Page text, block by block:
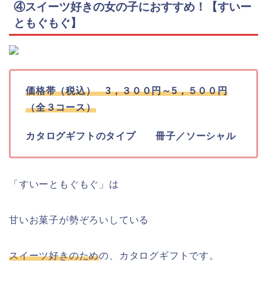
④スイーツ好きの女の子におすすめ！【すいー
ともぐもぐ】
価格帯（税込） 3，３００円～5，５００円
（全３コース）
カタログギフトのタイプ 冊子／ソーシャル
「すいーともぐもぐ」は
甘いお菓子が勢ぞろいしている
スイーツ好きのための、カタログギフトです。